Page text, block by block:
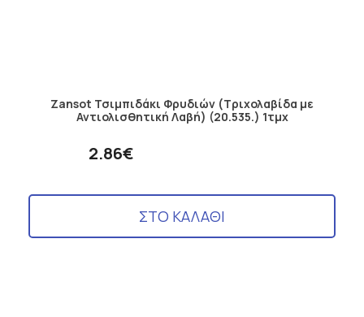
Zansot Τσιμπιδάκι Φρυδιών (Τριχολαβίδα με
Αντιολισθητική Λαβή) (20.535.) 1τμχ
2.86€
ΣΤΟ ΚΑΛΑΘΙ